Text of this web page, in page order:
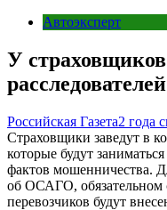
Автоэксперт
У
расследователей
Российская Газета2 года
Страховщики заведут в
которые будут
фактов мошенничества.
об ОСАГО, обязательном
перевозчиков будут